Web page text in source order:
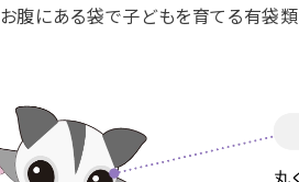
お腹にある袋で子どもを育てる有袋